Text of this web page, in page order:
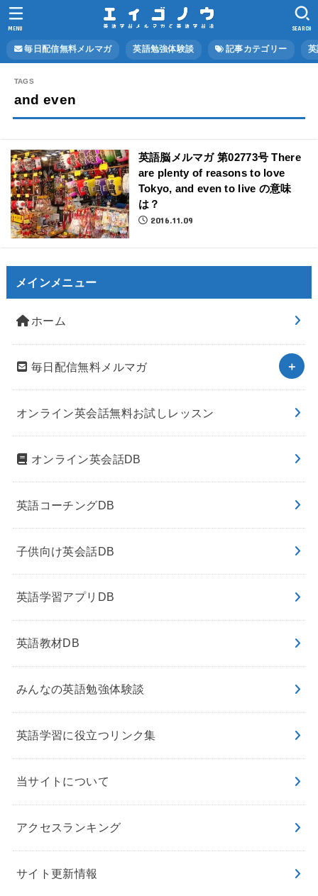
毎日配信無料メルマガ 英語勉強体験談 記事カテゴリー
SEARCH
MENU
and even
英語脳メルマガ 第02773号 There
are plenty of reasons to love
Tokyo, and even to live の意味
は？
2016.11.09
メインメニュー
ホーム
毎日配信無料メルマガ
オンライン英会話無料お試しレッスン
オンライン英会話DB
英語コーチングDB
子供向け英会話DB
英語学習アプリDB
英語教材DB
みんなの英語勉強体験談
英語学習に役立つリンク集
当サイトについて
アクセスランキング
サイト更新情報